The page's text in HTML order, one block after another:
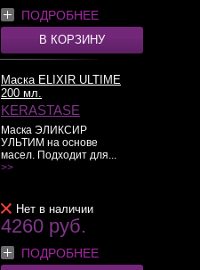
ПОДРОБНЕЕ
В КОРЗИНУ
Маска ELIXIR ULTIME
200 мл.
KERASTASE
Маска ЭЛИКСИР
УЛЬТИМ на основе
масел. Подходит для...
>>
Нет в наличии
4260 руб.
ПОДРОБНЕЕ